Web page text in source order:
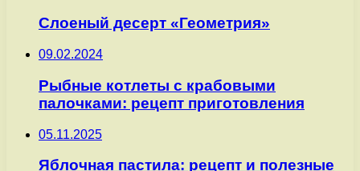
Слоеный десерт «Геометрия»
09.02.2024
Рыбные котлеты с крабовыми
палочками: рецепт приготовления
05.11.2025
Яблочная пастила: рецепт и полезные